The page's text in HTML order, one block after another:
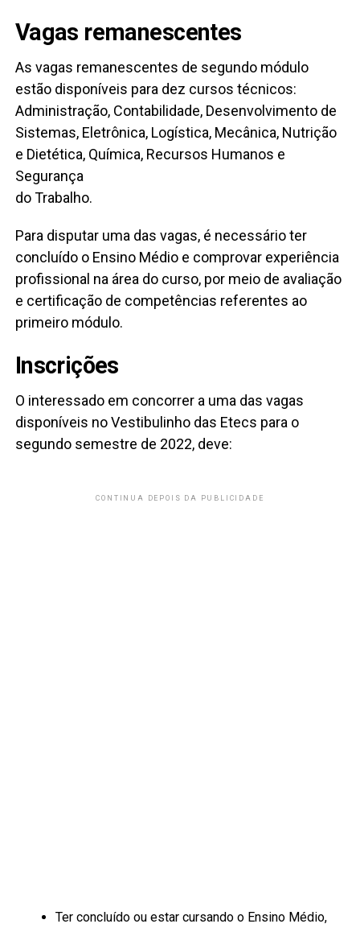
Vagas remanescentes
As vagas remanescentes de segundo módulo
estão disponíveis para dez cursos técnicos:
Administração, Contabilidade, Desenvolvimento de
Sistemas, Eletrônica, Logística, Mecânica, Nutrição
e Dietética, Química, Recursos Humanos e
Segurança
do Trabalho.
Para disputar uma das vagas, é necessário ter
concluído o Ensino Médio e comprovar experiência
profissional na área do curso, por meio de avaliação
e certificação de competências referentes ao
primeiro módulo.
Inscrições
O interessado em concorrer a uma das vagas
disponíveis no Vestibulinho das Etecs para o
segundo semestre de 2022, deve:
CONTINUA DEPOIS DA PUBLICIDADE
Ter concluído ou estar cursando o Ensino Médio,